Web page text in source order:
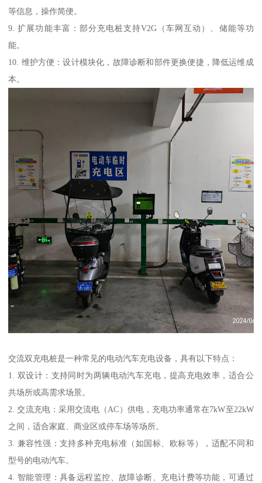
等信息，操作简便。
9. 扩展功能丰富：部分充电桩支持V2G（车网互动）、储能等功
能。
10. 维护方便：设计模块化，故障诊断和部件更换便捷，降低运维成
本。
交流双充电桩是一种常见的电动汽车充电设备，具有以下特点：
1. 双设计：支持同时为两辆电动汽车充电，提高充电效率，适合公
共场所或高需求场景。
2. 交流充电：采用交流电（AC）供电，充电功率通常在7kW至22kW
之间，适合家庭、商业区或停车场等场所。
3. 兼容性强：支持多种充电标准（如国标、欧标等），适配不同和
型号的电动汽车。
4. 智能管理：具备远程监控、故障诊断、充电计费等功能，可通过